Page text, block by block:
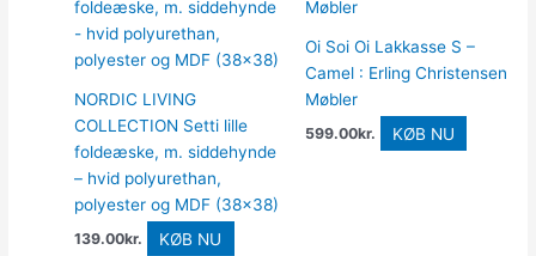
NORDIC LIVING
COLLECTION Setti lille
foldeæske, m. siddehynde
– hvid polyurethan,
polyester og MDF (38×38)
139.00kr. KØB NU
Oi Soi Oi Lakkasse S –
Camel : Erling Christensen
Møbler
599.00kr. KØB NU